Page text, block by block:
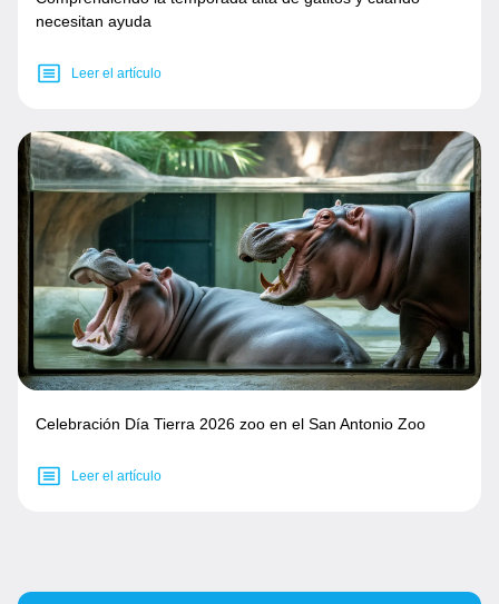
necesitan ayuda
Leer el artículo
Celebración Día Tierra 2026 zoo en el San Antonio Zoo
Leer el artículo